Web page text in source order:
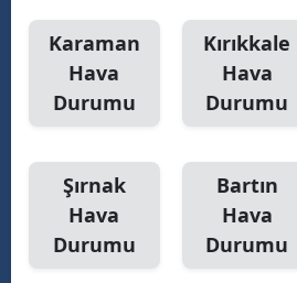
Karaman
Hava
Durumu
Kırıkkale
Hava
Durumu
Şırnak
Hava
Durumu
Bartın
Hava
Durumu